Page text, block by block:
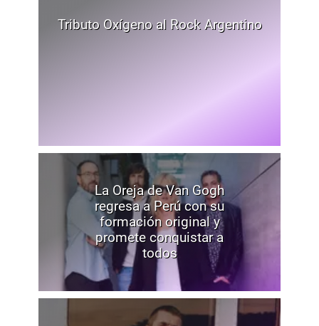
Tributo Oxígeno al Rock Argentino
La Oreja de Van Gogh
regresa a Perú con su
formación original y
promete conquistar a
todos